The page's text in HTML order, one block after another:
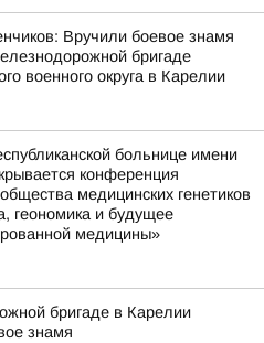
Вручили боевое знамя
бригаде
военного округа в Карелии
больнице имени
конференция
медицинских генетиков
геономика и будущее
медицины»
бригаде в Карелии
знамя